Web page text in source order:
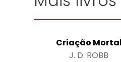
Criação Mortal
J. D. ROBB